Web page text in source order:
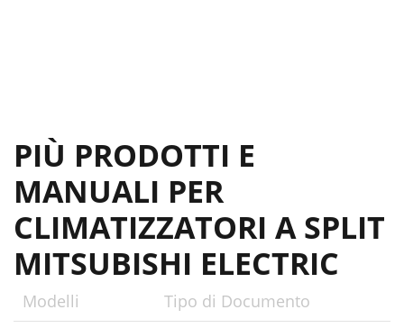
PIÙ PRODOTTI E
MANUALI PER
CLIMATIZZATORI A SPLIT
MITSUBISHI ELECTRIC
Modelli Tipo di Documento